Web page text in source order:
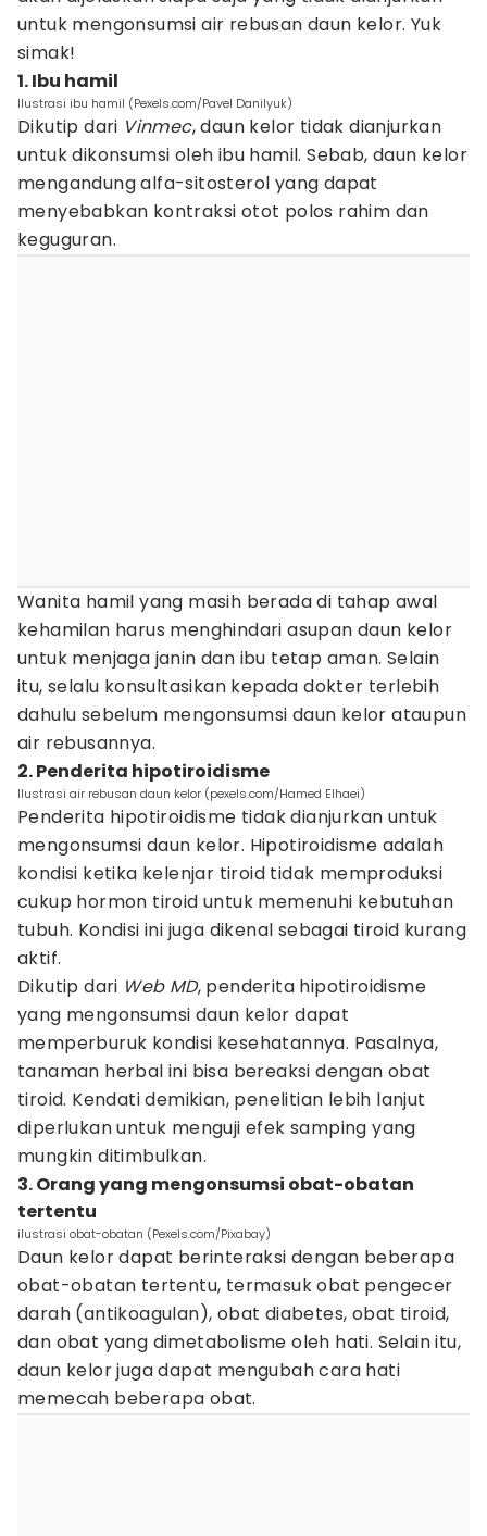
untuk mengonsumsi air rebusan daun kelor. Yuk
simak!
1. Ibu hamil
Ilustrasi ibu hamil (Pexels.com/Pavel Danilyuk)
Dikutip dari Vinmec, daun kelor tidak dianjurkan
untuk dikonsumsi oleh ibu hamil. Sebab, daun kelor
mengandung alfa-sitosterol yang dapat
menyebabkan kontraksi otot polos rahim dan
keguguran.
Wanita hamil yang masih berada di tahap awal
kehamilan harus menghindari asupan daun kelor
untuk menjaga janin dan ibu tetap aman. Selain
itu, selalu konsultasikan kepada dokter terlebih
dahulu sebelum mengonsumsi daun kelor ataupun
air rebusannya.
2. Penderita hipotiroidisme
Ilustrasi air rebusan daun kelor (pexels.com/Hamed Elhaei)
Penderita hipotiroidisme tidak dianjurkan untuk
mengonsumsi daun kelor. Hipotiroidisme adalah
kondisi ketika kelenjar tiroid tidak memproduksi
cukup hormon tiroid untuk memenuhi kebutuhan
tubuh. Kondisi ini juga dikenal sebagai tiroid kurang
aktif.
Dikutip dari Web MD, penderita hipotiroidisme
yang mengonsumsi daun kelor dapat
memperburuk kondisi kesehatannya. Pasalnya,
tanaman herbal ini bisa bereaksi dengan obat
tiroid. Kendati demikian, penelitian lebih lanjut
diperlukan untuk menguji efek samping yang
mungkin ditimbulkan.
3. Orang yang mengonsumsi obat-obatan
tertentu
ilustrasi obat-obatan (Pexels.com/Pixabay)
Daun kelor dapat berinteraksi dengan beberapa
obat-obatan tertentu, termasuk obat pengecer
darah (antikoagulan), obat diabetes, obat tiroid,
dan obat yang dimetabolisme oleh hati. Selain itu,
daun kelor juga dapat mengubah cara hati
memecah beberapa obat.